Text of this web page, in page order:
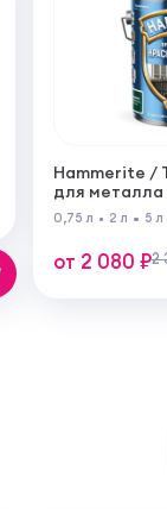
Hammerite /
для
эффектом
0,75 л 2 л 5 л
от 2 080 ₽2